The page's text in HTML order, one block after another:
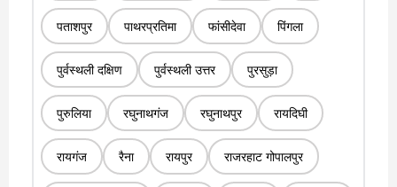
पताशपुर पाथरप्रतिमा फांसीदेवा पिंगला
पुर्वस्थली दक्षिण पुर्वस्थली उत्तर पुरसुड़ा
पुरुलिया रघुनाथगंज रघुनाथपुर रायदिघी
रायगंज रैना रायपुर राजरहाट गोपालपुर